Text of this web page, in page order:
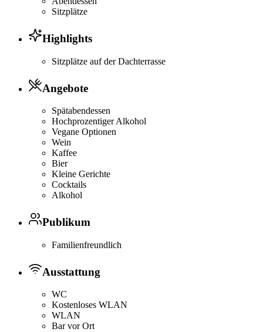
Sitzplätze
Highlights
Sitzplätze auf der Dachterrasse
Angebote
Spätabendessen
Hochprozentiger Alkohol
Vegane Optionen
Wein
Kaffee
Bier
Kleine Gerichte
Cocktails
Alkohol
Publikum
Familienfreundlich
Ausstattung
WC
Kostenloses WLAN
WLAN
Bar vor Ort